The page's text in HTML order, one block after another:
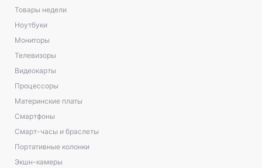
Товары недели
Ноутбуки
Мониторы
Телевизоры
Видеокарты
Процессоры
Материнские платы
Смартфоны
Смарт-часы и браслеты
Портативные колонки
Экшн-камеры